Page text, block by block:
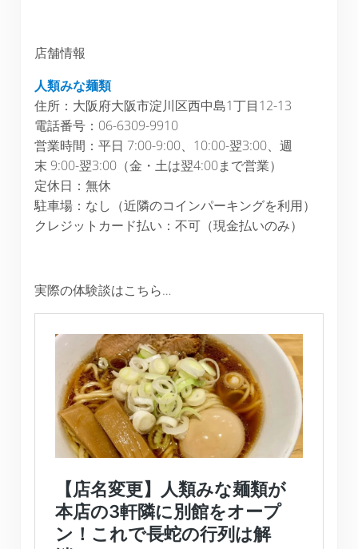
店舗情報
人類みな麺類
住所：大阪府大阪市淀川区西中島1丁目12-13
電話番号：06-6309-9910
営業時間：平日 7:00-9:00、10:00-翌3:00、週
末 9:00-翌3:00（金・土は翌4:00まで営業）
定休日：無休
駐車場：なし（近隣のコインパーキングを利用）
クレジットカード払い：不可（現金払いのみ）
実際の体験談はこちら…